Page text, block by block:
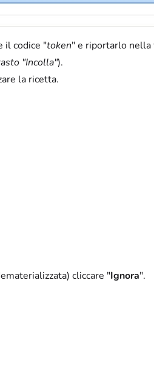
il codice "token" e riportarlo nella
"Incolla").
la ricetta.
cliccare "Ignora".